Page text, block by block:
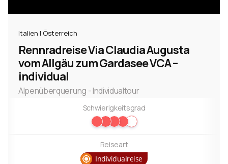
Italien | Österreich
Rennradreise Via Claudia Augusta
vom Allgäu zum Gardasee VCA –
individual
Alpenüberquerung - Individualtour
Schwierigkeitsgrad
Reiseart
Individualreise